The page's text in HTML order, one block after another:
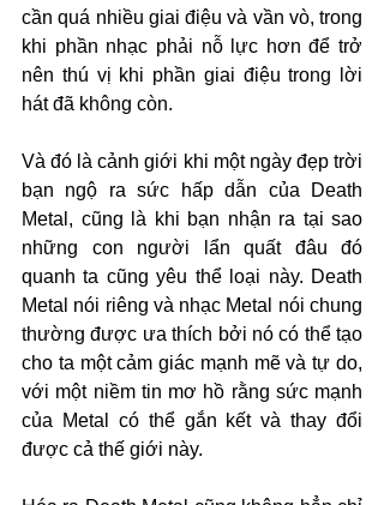
cần quá nhiều giai điệu và vần vò, trong
khi phần nhạc phải nỗ lực hơn để trở
nên thú vị khi phần giai điệu trong lời
hát đã không còn.
Và đó là cảnh giới khi một ngày đẹp trời
bạn ngộ ra sức hấp dẫn của Death
Metal, cũng là khi bạn nhận ra tại sao
những con người lẩn quất đâu đó
quanh ta cũng yêu thể loại này. Death
Metal nói riêng và nhạc Metal nói chung
thường được ưa thích bởi nó có thể tạo
cho ta một cảm giác mạnh mẽ và tự do,
với một niềm tin mơ hồ rằng sức mạnh
của Metal có thể gắn kết và thay đổi
được cả thế giới này.